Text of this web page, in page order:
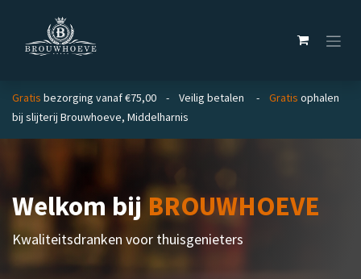
Gratis bezorging vanaf €75,00 - Veilig betalen - Gratis ophalen
bij slijterij Brouwhoeve, Middelharnis
Welkom bijBROUWHOEVE
Kwaliteitsdranken voor thuisgenieters